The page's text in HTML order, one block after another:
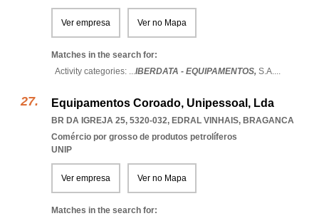
Ver empresa Ver no Mapa
Matches in the search for:
Activity categories: ...IBERDATA - EQUIPAMENTOS, S.A....
Equipamentos Coroado, Unipessoal, Lda
BR DA IGREJA 25, 5320-032, EDRAL VINHAIS, BRAGANCA
Comércio por grosso de produtos petrolíferos
UNIP
Ver empresa Ver no Mapa
Matches in the search for: